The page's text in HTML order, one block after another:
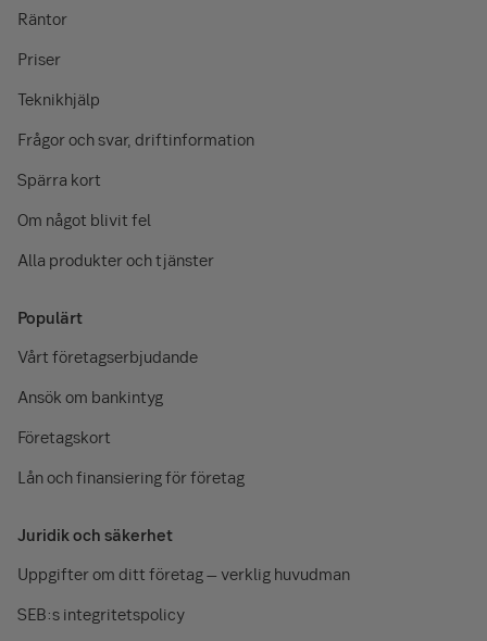
Räntor
Priser
Teknikhjälp
Frågor och svar, driftinformation
Spärra kort
Om något blivit fel
Alla produkter och tjänster
Populärt
Vårt företagserbjudande
Ansök om bankintyg
Företagskort
Lån och finansiering för företag
Juridik och säkerhet
Uppgifter om ditt företag – verklig huvudman
SEB:s integritetspolicy